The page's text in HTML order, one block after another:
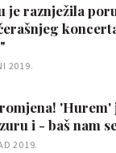
je raznježila
2019.
'Hurem'
i - baš nam
2019.